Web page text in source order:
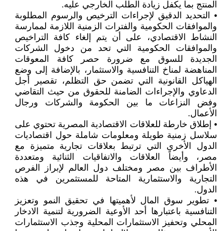
المنتج بما يكفل زيادة الطلب الخارجي عليه.
• التحديد الدقيق لإجراءات الترخيص والرسوم المطلوبة
والموافقات الحكومية والفترات الزمنية اللازمة لممارسة
النشاط الاقتصادي، على أن يتم إلغاء كافة التراخيص
والموافقات الحكومية التي تحد من دخول الشركات
الجديدة للسوق مع ضرورة حصر كافة المعوقات
المناهضة لمناخ التنافسية والاستثمار، بالإضافة إلى وضع
الهياكل القانونية التي تضمن حق التظلم، تقصير أجل
الدعاوي والإجراءات الضامنة للحقوق من حيث التقاضي
وفض النزاعات ما بين الحكومة والشركات ورجال
الأعمال.
• إطلاق خارطة للعلاقات الاقتصادية المصرية تحتوي على
سلاسل زمنية طويلة ومعلومات شاملة حول اقتصاديات
الدول الأخرى التي ترتبط بعلاقات تجارية متميزة مع
مصر، وأيضاً العلاقات والاتفاقيات الثنائية ومتعددة
الأطراف بين مصر ومختلف دول العالم لإبراز الفرص
التجارية والاستثمارية المتاحة للمستثمرين في هذه
الدول.
• تطوير سوق المال لأهميتها في تحقيق النمو وتعزيز
التنافسية باعتبارها أحد الأوعية الضرورية لتنمية الادخار
المحلي وتحفيز الاستثمارات المحلية وجذب الاستثمارات